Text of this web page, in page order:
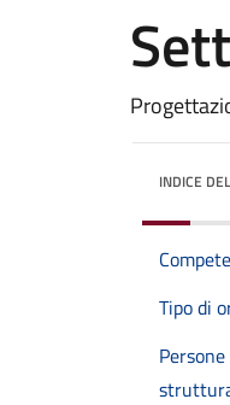
INDICE
Tipo di